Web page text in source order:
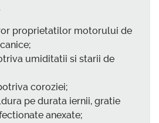
proprietatilor motorului de
umiditatii si starii de
coroziei;
pe durata iernii, gratie
anexate;